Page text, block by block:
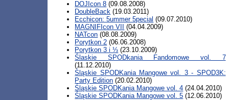
DOJIcon 8 (09.08.2008)
DoubleBack (19.03.2011)
Ecchicon: 5ummer 5pecial (09.07.2010)
MAGNIFIcon VII
(04.04.2009)
NATcon (08.08.2009)
Porytkon 2 (06.06.2008)
Porytkon 3 i ⅓ (23.10.2009)
Ślaskie SPODkania Fandomowe vol. 7
(11.12.2010)
Śląskie SPODKania Mangowe vol. 3 - SPOD3K:
Party Edition (20.02.2010)
Śląskie SPODKania Mangowe vol. 4 (24.04.2010)
Śląskie SPODKania Mangowe vol. 5 (12.06.2010)